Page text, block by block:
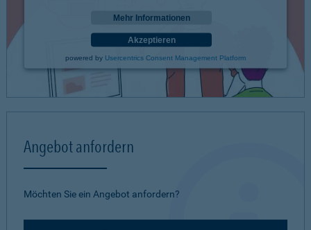
Mehr Informationen
Akzeptieren
powered by Usercentrics Consent Management Platform
Angebot anfordern
Möchten Sie ein Angebot anfordern?